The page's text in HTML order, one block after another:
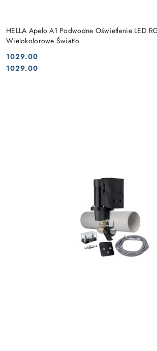
HELLA Apelo A1 Podwodne Oświetlenie LED
Wielokolorowe Światło
Cena:
1029.00
Cena:
1029.00